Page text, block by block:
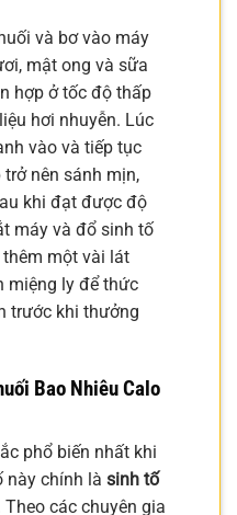
và bơ vào máy
mật ong và sữa
hợp ở tốc độ thấp
hơi nhuyễn. Lúc
vào và tiếp tục
nên sánh mịn,
khi đạt được độ
máy và đổ sinh tố
thêm một vài lát
miệng ly để thức
trước khi thưởng
Bao Nhiêu Calo
phổ biến nhất khi
này chính là sinh tố
Theo các chuyên gia